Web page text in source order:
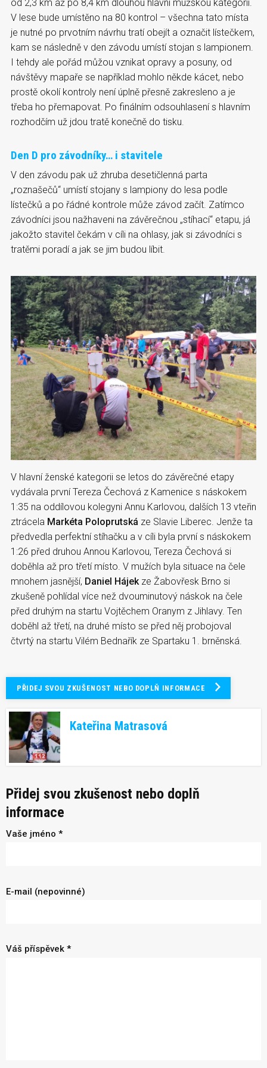
od 2,3 km až po 8,4 km dlouhou hlavní mužskou kategorii.
V lese bude umístěno na 80 kontrol – všechna tato místa
je nutné po prvotním návrhu tratí obejít a označit lístečkem,
kam se následně v den závodu umístí stojan s lampionem.
I tehdy ale pořád můžou vznikat opravy a posuny, od
návštěvy mapaře se například mohlo někde kácet, nebo
prostě okolí kontroly není úplně přesně zakresleno a je
třeba ho přemapovat. Po finálním odsouhlasení s hlavním
rozhodčím už jdou tratě konečně do tisku.
Den D pro závodníky… i stavitele
V den závodu pak už zhruba desetičlenná parta
„roznašečů“ umístí stojany s lampiony do lesa podle
lístečků a po řádné kontrole může závod začít. Zatímco
závodníci jsou nažhaveni na závěrečnou „stíhací“ etapu, já
jakožto stavitel čekám v cíli na ohlasy, jak si závodníci s
tratěmi poradí a jak se jim budou líbit.
V hlavní ženské kategorii se letos do závěrečné etapy
vydávala první Tereza Čechová z Kamenice s náskokem
1:35 na oddílovou kolegyni Annu Karlovou, dalších 13 vteřin
ztrácela Markéta Poloprutská ze Slavie Liberec. Jenže ta
předvedla perfektní stíhačku a v cíli byla první s náskokem
1:26 před druhou Annou Karlovou, Tereza Čechová si
doběhla až pro třetí místo. V mužích byla situace na čele
mnohem jasnější, Daniel Hájekze Žabovřesk Brno si
zkušeně pohlídal více než dvouminutový náskok na čele
před druhým na startu Vojtěchem Oranym z Jihlavy. Ten
doběhl až třetí, na druhé místo se před něj probojoval
čtvrtý na startu Vilém Bednařík ze Spartaku 1. brněnská.
PŘIDEJ SVOU ZKUŠENOST NEBO DOPLŇ INFORMACE
Kateřina Matrasová
Přidej svou zkušenost nebo doplň
informace
Vaše jméno *
E-mail (nepovinné)
Váš příspěvek *